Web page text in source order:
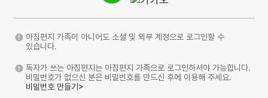
아침편지 가족이 아니어도 소셜 및 외부 계정으로 로그인할 수
있습니다.
독자가 쓰는 아침편지는 아침편지 가족으로 로그인하셔야 가능합니다.
비밀번호가 없으신 분은 비밀번호를 만드신 후에 이용해 주세요.
비밀번호 만들기>